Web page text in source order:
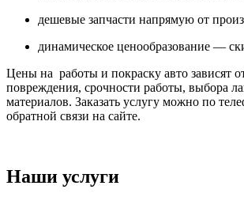
дешевые запчасти напрямую от
динамическое ценообразование —
Цены на работы и покраску авто зависят
повреждения, срочности работы, выбора
материалов. Заказать услугу можно по
обратной связи на сайте.
Наши услуги